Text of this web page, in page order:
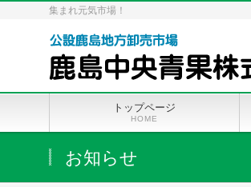
集まれ元気市場！
トップページ
HOME
お知らせ